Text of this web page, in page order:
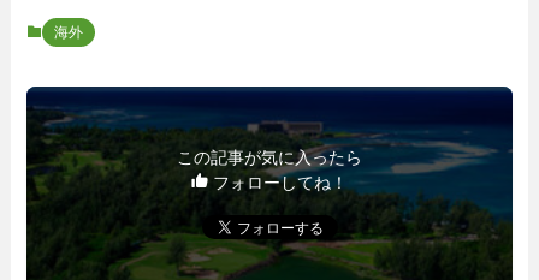
海外
この記事が気に入ったら
フォローしてね！